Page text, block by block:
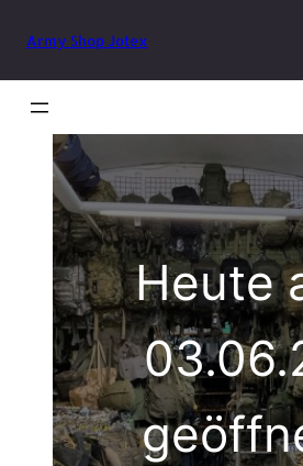
Inhalt
springen
Army Shop Jotex
Heute